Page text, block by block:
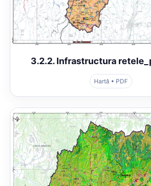
3.2.2. Infrastructura
Hartă • PDF